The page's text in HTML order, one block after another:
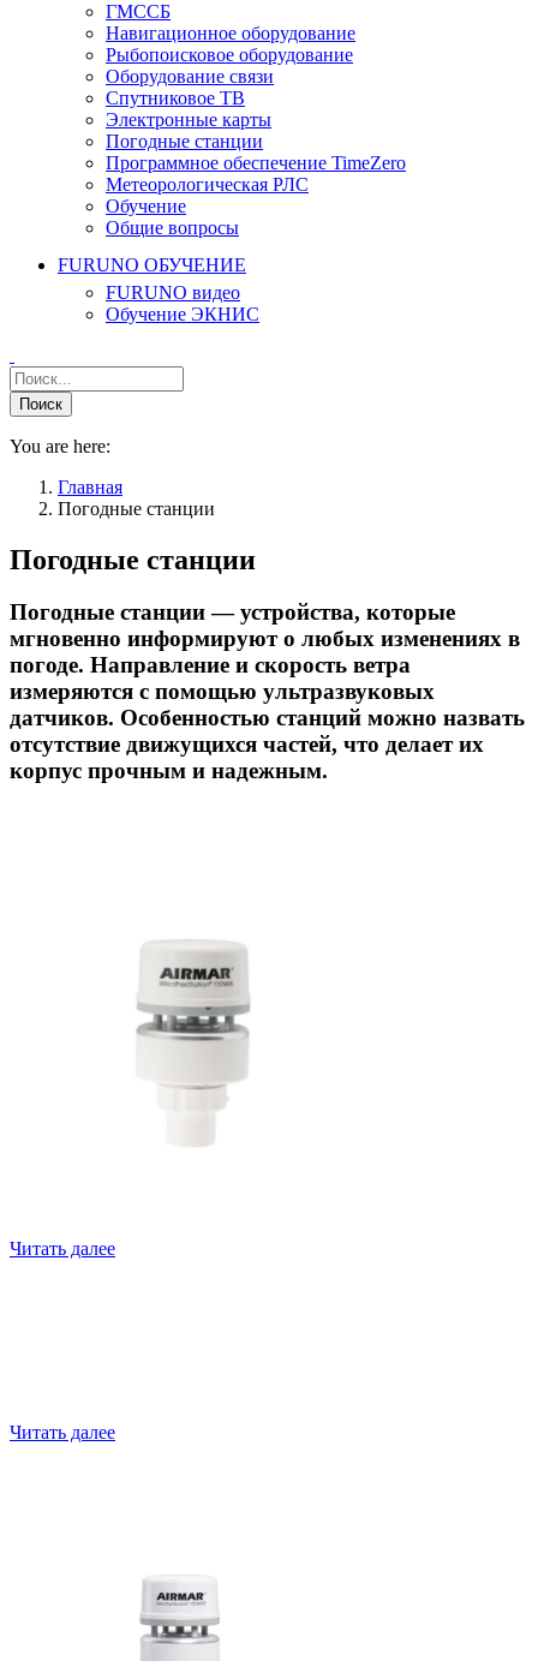
ГМССБ
Навигационное оборудование
Рыбопоисковое оборудование
Оборудование связи
Спутниковое ТВ
Электронные карты
Погодные станции
Программное обеспечение TimeZero
Метеорологическая РЛС
Обучение
Общие вопросы
FURUNO ОБУЧЕНИЕ
FURUNO видео
Обучение ЭКНИС
You are here:
Главная
Погодные станции
Погодные станции
Погодные станции — устройства, которые
мгновенно информируют о любых изменениях в
погоде. Направление и скорость ветра
измеряются с помощью ультразвуковых
датчиков. Особенностью станций можно назвать
отсутствие движущихся частей, что делает их
корпус прочным и надежным.
Читать далее
Читать далее